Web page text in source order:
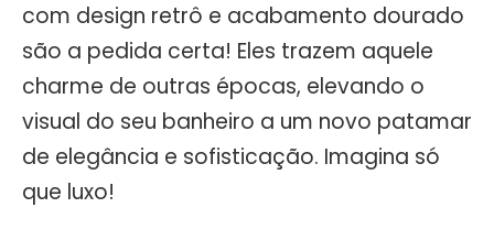
com design retrô e acabamento dourado
são a pedida certa! Eles trazem aquele
charme de outras épocas, elevando o
visual do seu banheiro a um novo patamar
de elegância e sofisticação. Imagina só
que luxo!